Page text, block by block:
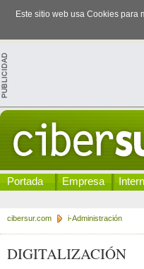
Este sitio web usa Cookies
Portada Empresa
cibersur.com i-Administración
DIGITALIZACIÓN